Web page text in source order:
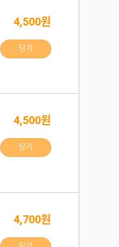
4,500원
담기
4,500원
담기
4,700원